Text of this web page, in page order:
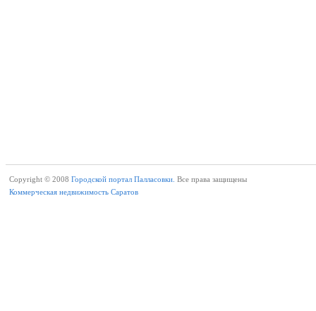
Copyright © 2008 Городской портал Палласовки. Все права защищены
Коммерческая недвижимость Саратов